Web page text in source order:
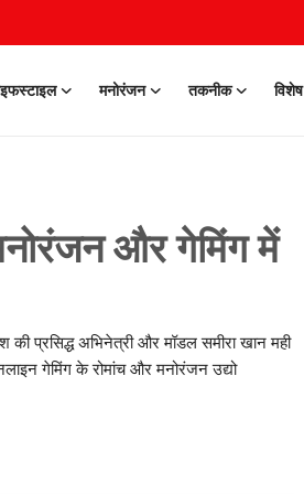
मनोरंजन तकनीक विशेष
और गेमिंग में
की प्रसिद्ध अभिनेत्री और मॉडल समीरा खान मही
गेमिंग के रोमांच और मनोरंजन उद्यो